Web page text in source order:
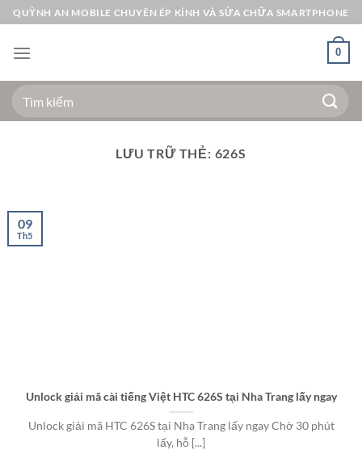
Bỏ
qua
nội
QUỲNH AN MOBILE CHUYÊN ÉP KÍNH VÀ SỬA CHỮA SMARTPHONE
0
Tìm
kiếm:
LƯU TRỮ THẺ: 626S
Unlock giải mã cài tiếng Việt HTC 626S tại Nha Trang lấy ngay
Unlock giải mã HTC 626S tại Nha Trang lấy ngay Chờ 30 phút
lấy, hỗ [...]
09
Th5